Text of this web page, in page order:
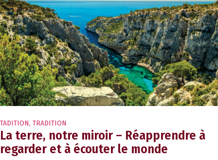
TADITION, TRADITION
La terre, notre miroir – Réapprendre à
regarder et à écouter le monde